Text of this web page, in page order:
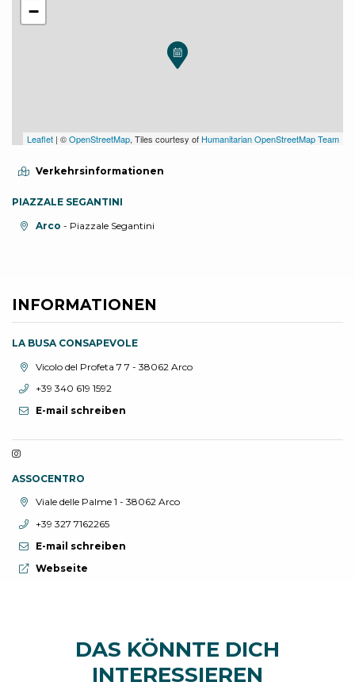
−
Leaflet | ©OpenStreetMap, Tiles courtesy of Humanitarian OpenStreetMap Team
Verkehrsinformationen
PIAZZALE SEGANTINI
aria.location:
Arco - Piazzale Segantini
INFORMATIONEN
LA BUSA CONSAPEVOLE
aria.location:
Vicolo del Profeta 7 7 - 38062 Arco
aria.phone:
+39 340 619 1592
E-mail schreiben
ASSOCENTRO
aria.location:
Viale delle Palme 1 - 38062 Arco
aria.phone:
+39 327 7162265
E-mail schreiben
aria.website:
Webseite
DAS KÖNNTE DICH
INTERESSIEREN